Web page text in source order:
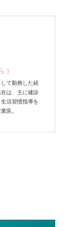
）
て勤務した経
は、主に健診
活習慣指導を
医。